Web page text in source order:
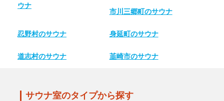
ウナ
市川三郷町のサウナ
忍野村のサウナ 身延町のサウナ
道志村のサウナ 韮崎市のサウナ
サウナ室のタイプから探す